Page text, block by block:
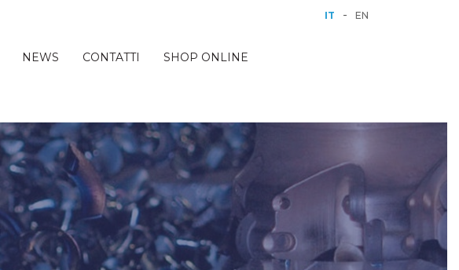
IT - EN
NEWS CONTATTI SHOP ONLINE